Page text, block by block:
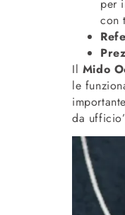
per
con
Il Mido
le
da